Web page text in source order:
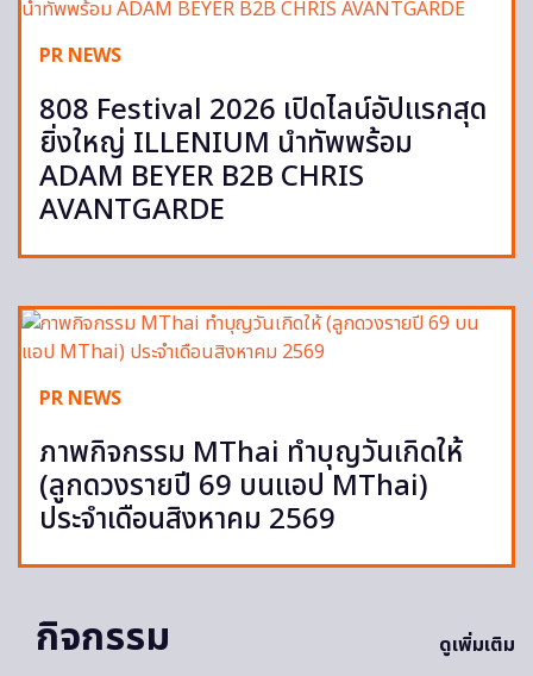
PR NEWS
808 Festival 2026 เปิดไลน์อัปแรกสุด
ยิ่งใหญ่ ILLENIUM นำทัพพร้อม
ADAM BEYER B2B CHRIS
AVANTGARDE
PR NEWS
ภาพกิจกรรม MThai ทำบุญวันเกิดให้
(ลูกดวงรายปี 69 บนแอป MThai)
ประจำเดือนสิงหาคม 2569
กิจกรรม ดูเพิ่มเติม